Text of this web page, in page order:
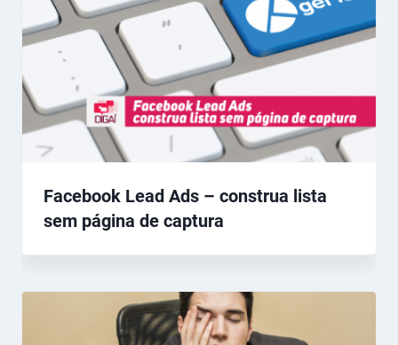
Facebook Lead Ads – construa lista
sem página de captura